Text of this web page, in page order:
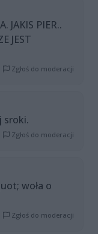
JAKIS PIER..
JEST
Zgłoś do moderacji
sroki.
Zgłoś do moderacji
woła o
Zgłoś do moderacji